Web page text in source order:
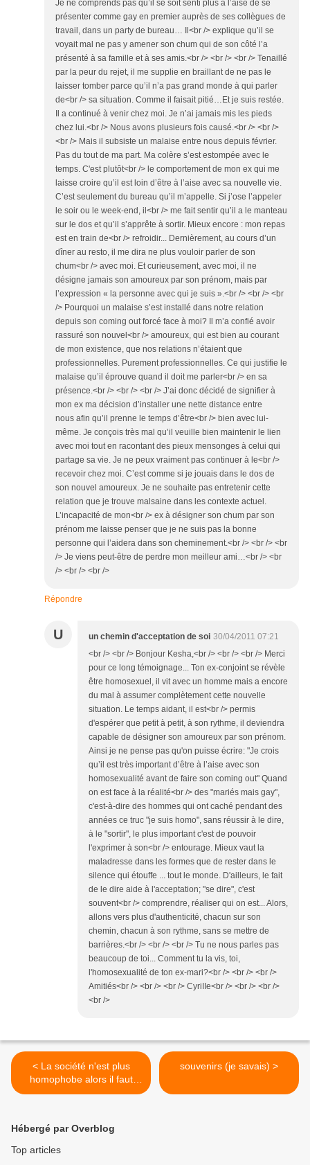
Je ne comprends pas qu’il se soit senti plus à l’aise de se
présenter comme gay en premier auprès de ses collègues de
travail, dans un party de bureau… Il<br /> explique qu’il se
voyait mal ne pas y amener son chum qui de son côté l’a
présenté à sa famille et à ses amis.<br /> <br /> <br /> Tenaillé
par la peur du rejet, il me supplie en braillant de ne pas le
laisser tomber parce qu’il n’a pas grand monde à qui parler
de<br /> sa situation. Comme il faisait pitié…Et je suis restée.
Il a continué à venir chez moi. Je n’ai jamais mis les pieds
chez lui.<br /> Nous avons plusieurs fois causé.<br /> <br />
<br /> Mais il subsiste un malaise entre nous depuis février.
Pas du tout de ma part. Ma colère s’est estompée avec le
temps. C'est plutôt<br /> le comportement de mon ex qui me
laisse croire qu’il est loin d’être à l’aise avec sa nouvelle vie.
C’est seulement du bureau qu’il m’appelle. Si j’ose l’appeler
le soir ou le week-end, il<br /> me fait sentir qu’il a le manteau
sur le dos et qu’il s’apprête à sortir. Mieux encore : mon repas
est en train de<br /> refroidir... Dernièrement, au cours d’un
dîner au resto, il me dira ne plus vouloir parler de son
chum<br /> avec moi. Et curieusement, avec moi, il ne
désigne jamais son amoureux par son prénom, mais par
l’expression « la personne avec qui je suis ».<br /> <br /> <br
/> Pourquoi un malaise s’est installé dans notre relation
depuis son coming out forcé face à moi? Il m’a confié avoir
rassuré son nouvel<br /> amoureux, qui est bien au courant
de mon existence, que nos relations n’étaient que
professionnelles. Purement professionnelles. Ce qui justifie le
malaise qu’il éprouve quand il doit me parler<br /> en sa
présence.<br /> <br /> <br /> J’ai donc décidé de signifier à
mon ex ma décision d’installer une nette distance entre
nous afin qu’il prenne le temps d’être<br /> bien avec lui-
même. Je conçois très mal qu’il veuille bien maintenir le lien
avec moi tout en racontant des pieux mensonges à celui qui
partage sa vie. Je ne peux vraiment pas continuer à le<br />
recevoir chez moi. C’est comme si je jouais dans le dos de
son nouvel amoureux. Je ne souhaite pas entretenir cette
relation que je trouve malsaine dans les contexte actuel.
L’incapacité de mon<br /> ex à désigner son chum par son
prénom me laisse penser que je ne suis pas la bonne
personne qui l’aidera dans son cheminement.<br /> <br /> <br
/> Je viens peut-être de perdre mon meilleur ami…<br /> <br
/> <br /> <br />
Répondre
U un chemin d'acceptation de soi 30/04/2011 07:21
<br /> <br /> Bonjour Kesha,<br /> <br /> <br /> Merci
pour ce long témoignage... Ton ex-conjoint se révèle
être homosexuel, il vit avec un homme mais a encore
du mal à assumer complètement cette nouvelle
situation. Le temps aidant, il est<br /> permis
d'espérer que petit à petit, à son rythme, il deviendra
capable de désigner son amoureux par son prénom.
Ainsi je ne pense pas qu'on puisse écrire: "Je crois
qu’il est très important d’être à l’aise avec son
homosexualité avant de faire son coming out" Quand
on est face à la réalité<br /> des "mariés mais gay",
c'est-à-dire des hommes qui ont caché pendant des
années ce truc "je suis homo", sans réussir à le dire,
à le "sortir", le plus important c'est de pouvoir
l'exprimer à son<br /> entourage. Mieux vaut la
maladresse dans les formes que de rester dans le
silence qui étouffe ... tout le monde. D'ailleurs, le fait
de le dire aide à l'acceptation; "se dire", c'est
souvent<br /> comprendre, réaliser qui on est... Alors,
allons vers plus d'authenticité, chacun sur son
chemin, chacun à son rythme, sans se mettre de
barrières.<br /> <br /> <br /> Tu ne nous parles pas
beaucoup de toi... Comment tu la vis, toi,
l'homosexualité de ton ex-mari?<br /> <br /> <br />
Amitiés<br /> <br /> <br /> CyriIIe<br /> <br /> <br />
<br />
< La société n'est plus
homophobe alors il faut
s'assumer !
souvenirs (je savais) >
Hébergé par Overblog
Top articles